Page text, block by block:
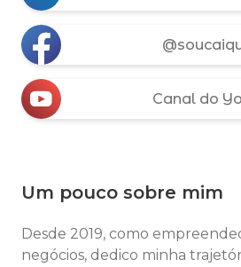
Canal do
Um pouco sobre mim
Desde 2019, como
negócios, dedico minha